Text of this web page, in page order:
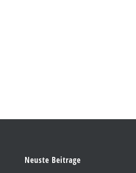
Neuste Beitrage